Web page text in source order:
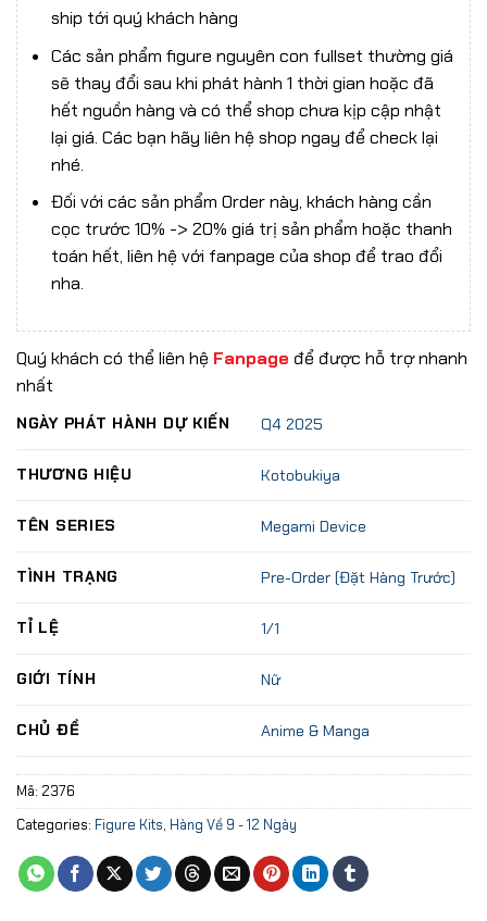
ship tới quý khách hàng
Các sản phẩm figure nguyên con fullset thường giá
sẽ thay đổi sau khi phát hành 1 thời gian hoặc đã
hết nguồn hàng và có thể shop chưa kịp cập nhật
lại giá. Các bạn hãy liên hệ shop ngay để check lại
nhé.
Đối với các sản phẩm Order này, khách hàng cần
cọc trước 10% -> 20% giá trị sản phẩm hoặc thanh
toán hết, liên hệ với fanpage của shop để trao đổi
nha.
Quý khách có thể liên hệ Fanpage để được hỗ trợ nhanh
nhất
NGÀY PHÁT HÀNH DỰ KIẾN Q4 2025
THƯƠNG HIỆU Kotobukiya
TÊN SERIES Megami Device
TÌNH TRẠNG Pre-Order (Đặt Hàng Trước)
TỈ LỆ 1/1
GIỚI TÍNH Nữ
CHỦ ĐỀ Anime & Manga
Mã: 2376
Categories: Figure Kits, Hàng Về 9 - 12 Ngày